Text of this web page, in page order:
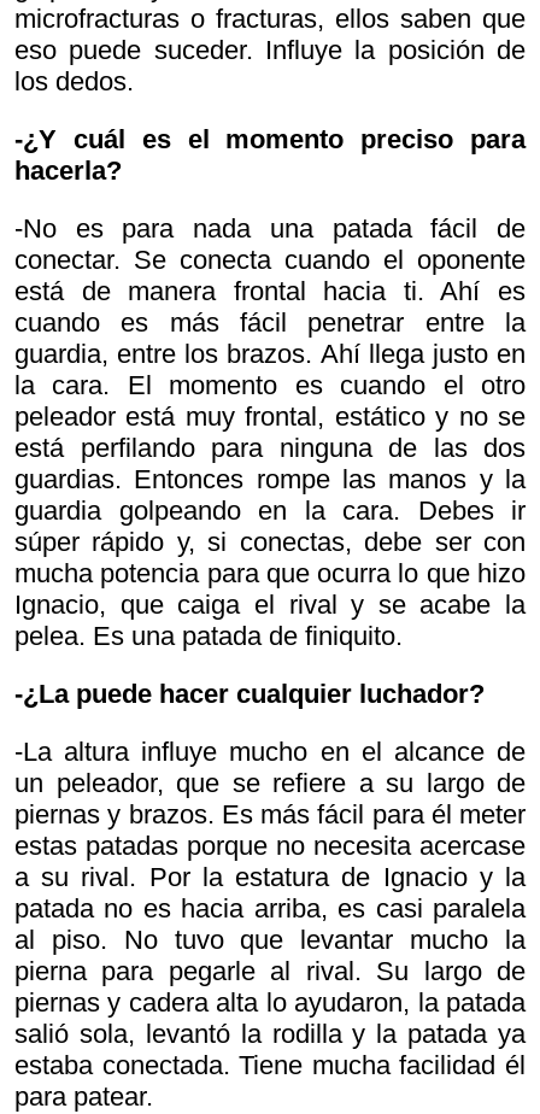
microfracturas o fracturas, ellos saben que
eso puede suceder. Influye la posición de
los dedos.
-¿Y cuál es el momento preciso para
hacerla?
-No es para nada una patada fácil de
conectar. Se conecta cuando el oponente
está de manera frontal hacia ti. Ahí es
cuando es más fácil penetrar entre la
guardia, entre los brazos. Ahí llega justo en
la cara. El momento es cuando el otro
peleador está muy frontal, estático y no se
está perfilando para ninguna de las dos
guardias. Entonces rompe las manos y la
guardia golpeando en la cara. Debes ir
súper rápido y, si conectas, debe ser con
mucha potencia para que ocurra lo que hizo
Ignacio, que caiga el rival y se acabe la
pelea. Es una patada de finiquito.
-¿La puede hacer cualquier luchador?
-La altura influye mucho en el alcance de
un peleador, que se refiere a su largo de
piernas y brazos. Es más fácil para él meter
estas patadas porque no necesita acercase
a su rival. Por la estatura de Ignacio y la
patada no es hacia arriba, es casi paralela
al piso. No tuvo que levantar mucho la
pierna para pegarle al rival. Su largo de
piernas y cadera alta lo ayudaron, la patada
salió sola, levantó la rodilla y la patada ya
estaba conectada. Tiene mucha facilidad él
para patear.